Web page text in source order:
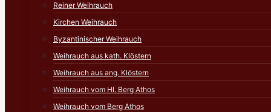
Reiner Weihrauch
Kirchen Weihrauch
Byzantinischer Weihrauch
Weihrauch aus kath. Klöstern
Weihrauch aus ang. Klöstern
Weihrauch vom Hl. Berg Athos
Weihrauch vom Berg Athos